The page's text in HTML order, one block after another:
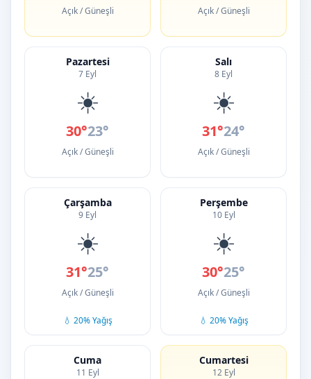
Açık / Güneşli Açık / Güneşli
Pazartesi
7 Eyl
☀️
30°23°
Açık / Güneşli
Salı
8 Eyl
☀️
31°24°
Açık / Güneşli
Çarşamba
9 Eyl
☀️
31°25°
Açık / Güneşli
💧 20% Yağış
Perşembe
10 Eyl
☀️
30°25°
Açık / Güneşli
💧 20% Yağış
Cuma
11 Eyl
Cumartesi
12 Eyl